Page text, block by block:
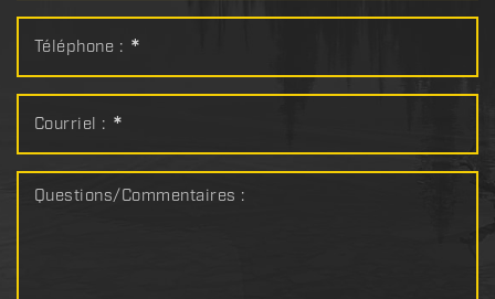
Téléphone : *
Courriel : *
Questions/Commentaires :